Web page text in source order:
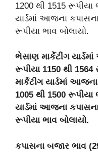
1200 થી 1515 રૂપીયા
યાર્ડમાં આજના
રૂપીયા ભાવ બોલાયો.
ભેસાણ માર્કેટીંગ
રૂપીયા 1150 થી 1564
માર્કેટીંગ યાર્ડમાં
1005 થી 1500 રૂપીયા
યાર્ડમાં આજના
રૂપીયા ભાવ બોલાયો.
કપાસના બજાર ભાવ (